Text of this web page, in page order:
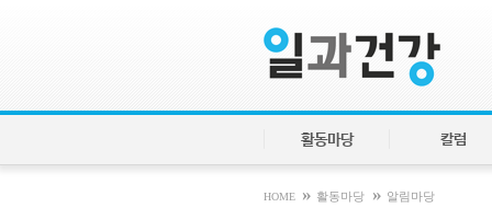
활동마당 칼럼
HOME » 활동마당 » 알림마당